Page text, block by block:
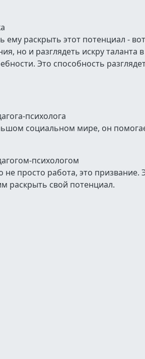
раскрыть этот потенциал -
но и разглядеть искру
Это способность
психолога
социальном мире, он
психологом
не просто работа, это
раскрыть свой потенциал.